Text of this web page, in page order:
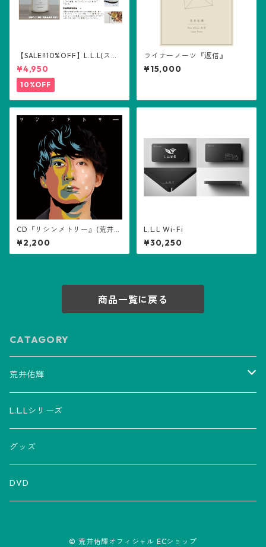
【SALE‼️10%OFF】L.L.L(スリ
ーエル) トリートメント300m
l
¥4,950
10%OFF
ライナーノーツ『返信』
¥15,000
CD『リシンメトリー』(荒井佑
輝)
¥2,200
L.L.L Wi-Fi
¥30,250
商品一覧に戻る
CATAGORY
荒井佑輝
CD
アルバム
ミニアルバム
グッズ
Tシャツ
チケット
L.L.Lシリーズ
グッズ
DVD
© 荒井佑輝オフィシャル ECショップ